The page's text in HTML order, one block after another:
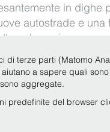
in dighe
autostrade e
la nazione a un
il FMI
settore privato per
di terze parti (Matomo
a sapere quali
aggregate.
predefinite del browser